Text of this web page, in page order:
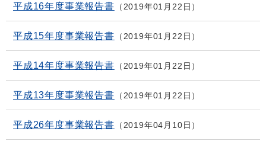
平成16年度事業報告書 2019年01月22日
平成15年度事業報告書 2019年01月22日
平成14年度事業報告書 2019年01月22日
平成13年度事業報告書 2019年01月22日
平成26年度事業報告書 2019年04月10日